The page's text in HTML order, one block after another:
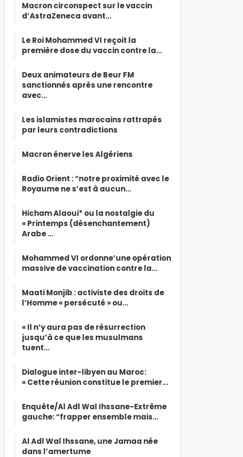
Macron circonspect sur le vaccin
d’AstraZeneca avant…
Le Roi Mohammed VI reçoit la
première dose du vaccin contre la…
Deux animateurs de Beur FM
sanctionnés après une rencontre
avec…
Les islamistes marocains rattrapés
par leurs contradictions
Macron énerve les Algériens
Radio Orient : “notre proximité avec le
Royaume ne s’est à aucun…
Hicham Alaoui* ou la nostalgie du
« Printemps (désenchantement)
Arabe …
Mohammed VI ordonne’une opération
massive de vaccination contre la…
Maati Monjib : activiste des droits de
l’Homme « persécuté » ou…
« Il n’y aura pas de résurrection
jusqu’à ce que les musulmans
tuent…
Dialogue inter-libyen au Maroc:
« Cette réunion constitue le premier…
Enquête/Al Adl Wal Ihssane-Extrême
gauche: “frapper ensemble mais…
Al Adl Wal Ihssane, une Jamaa née
dans l’amertume